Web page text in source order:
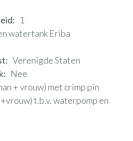
1
watertank Eriba
Verenigde Staten
Nee
+ vrouw) met crimp pin
+vrouw) t.b.v. waterpomp en